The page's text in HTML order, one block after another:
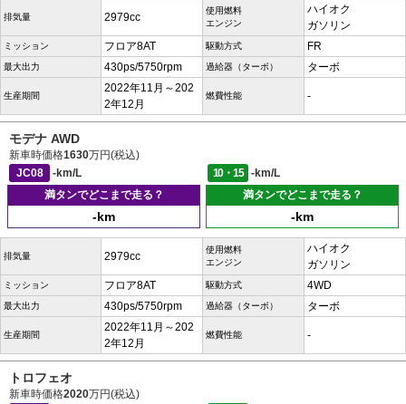
排気量 2979cc
使用燃料
エンジン
ハイオク
ガソリン
ミッション フロア8AT 駆動方式 FR
最大出力 430ps/5750rpm 過給器（ターボ） ターボ
生産期間
2022年11月～202
2年12月
燃費性能 -
モデナ AWD
新車時価格1630万円(税込)
JC08
-km/L 10・15
-km/L
満タンでどこまで走る？
-km
満タンでどこまで走る？
-km
排気量 2979cc
使用燃料
エンジン
ハイオク
ガソリン
ミッション フロア8AT 駆動方式 4WD
最大出力 430ps/5750rpm 過給器（ターボ） ターボ
生産期間
2022年11月～202
2年12月
燃費性能 -
トロフェオ
新車時価格2020万円(税込)